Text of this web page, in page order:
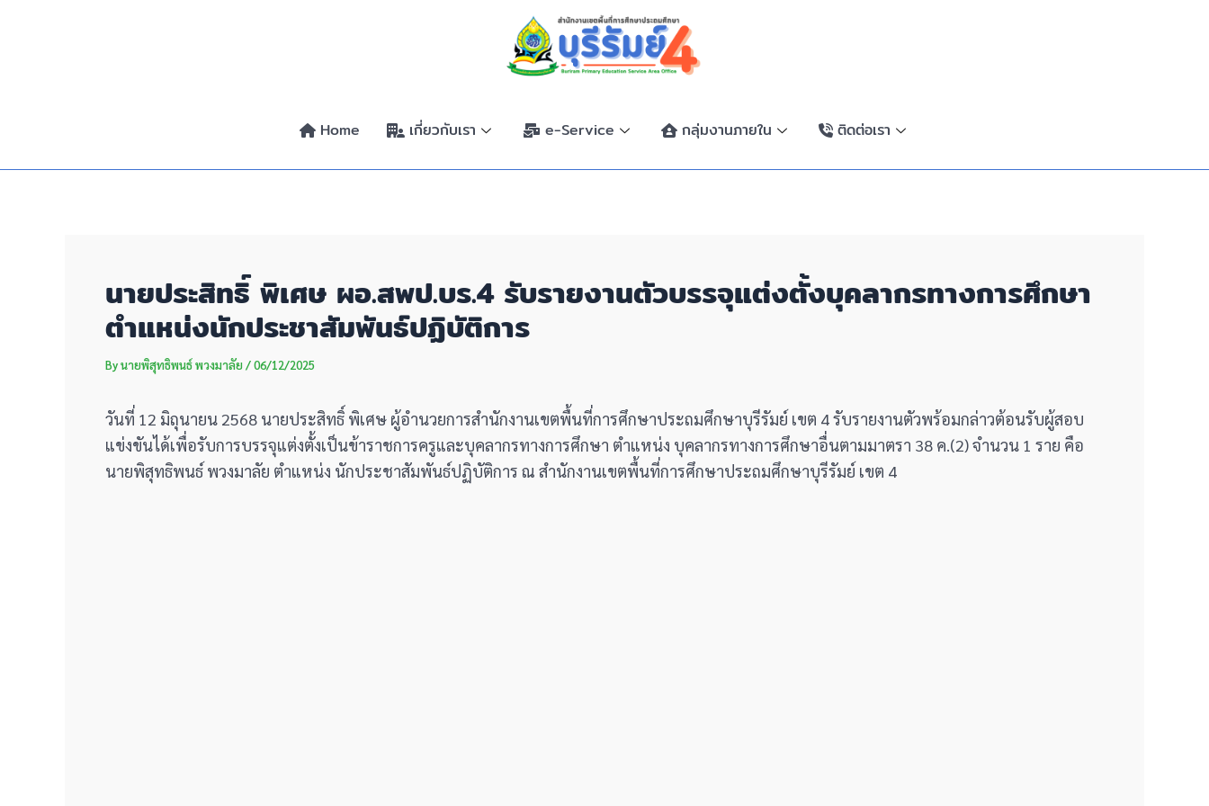
Home เกี่ยวกับเรา e-Service กลุ่มงานภายใน ติดต่อเรา
นายประสิทธิ์ พิเศษ ผอ.สพป.บร.4 รับรายงานตัวบรรจุแต่งตั้งบุคลากรทางการศึกษา
ตำแหน่งนักประชาสัมพันธ์ปฏิบัติการ
Byนายพิสุทธิพนธ์ พวงมาลัย/06/12/2025
วันที่ 12 มิถุนายน 2568 นายประสิทธิ์ พิเศษ ผู้อำนวยการสำนักงานเขตพื้นที่การศึกษาประถมศึกษาบุรีรัมย์ เขต 4 รับรายงานตัวพร้อมกล่าวต้อนรับผู้สอบ
แข่งขันได้เพื่อรับการบรรจุแต่งตั้งเป็นข้าราชการครูและบุคลากรทางการศึกษา ตำแหน่ง บุคลากรทางการศึกษาอื่นตามมาตรา 38 ค.(2) จำนวน 1 ราย คือ
นายพิสุทธิพนธ์ พวงมาลัย ตำแหน่ง นักประชาสัมพันธ์ปฏิบัติการ ณ สำนักงานเขตพื้นที่การศึกษาประถมศึกษาบุรีรัมย์ เขต 4